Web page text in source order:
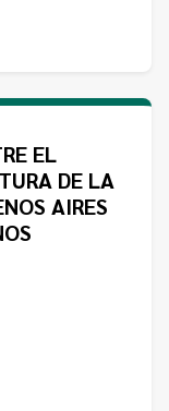
EL
DE LA
AIRES